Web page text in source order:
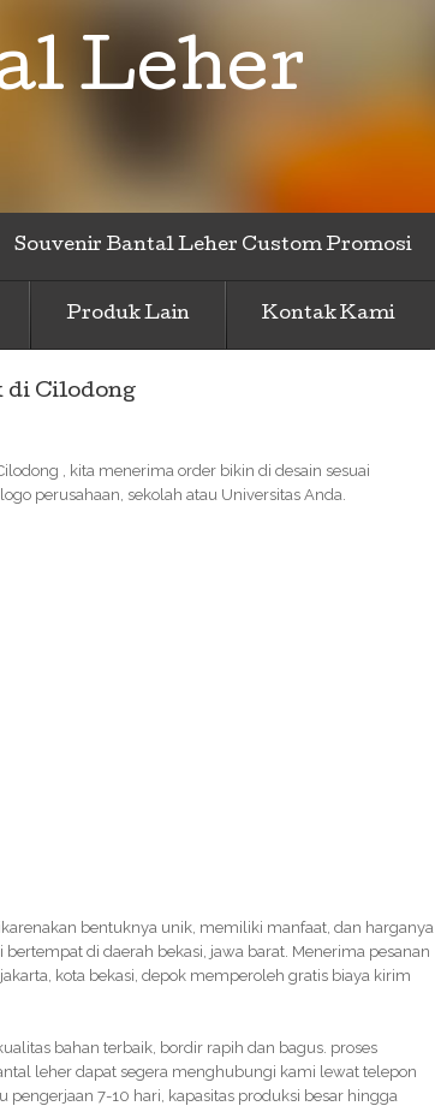
Leher
Souvenir Bantal Leher Custom Promosi
Produk Lain Kontak Kami
di Cilodong
, kita menerima order bikin di desain sesuai
perusahaan, sekolah atau Universitas Anda.
bentuknya unik, memiliki manfaat, dan harganya
di daerah bekasi, jawa barat. Menerima pesanan
kota bekasi, depok memperoleh gratis biaya kirim
bahan terbaik, bordir rapih dan bagus. proses
leher dapat segera menghubungi kami lewat telepon
7-10 hari, kapasitas produksi besar hingga